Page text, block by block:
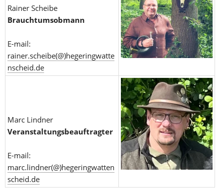
Rainer Scheibe
Brauchtumsobmann
rainer.scheibe(@)hegeringwatte
nscheid.de
Marc Lindner
Veranstaltungsbeauftragter
marc.lindner(@)hegeringwatten
scheid.de